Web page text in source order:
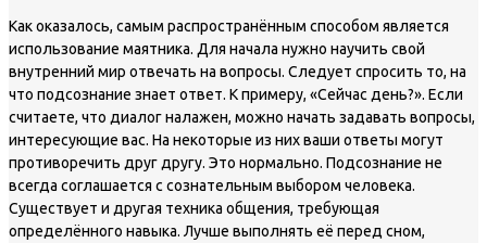
Как оказалось, самым распространённым способом является
использование маятника. Для начала нужно научить свой
внутренний мир отвечать на вопросы. Следует спросить то, на
что подсознание знает ответ. К примеру, «Сейчас день?». Если
считаете, что диалог налажен, можно начать задавать вопросы,
интересующие вас. На некоторые из них ваши ответы могут
противоречить друг другу. Это нормально. Подсознание не
всегда соглашается с сознательным выбором человека.
Существует и другая техника общения, требующая
определённого навыка. Лучше выполнять её перед сном,